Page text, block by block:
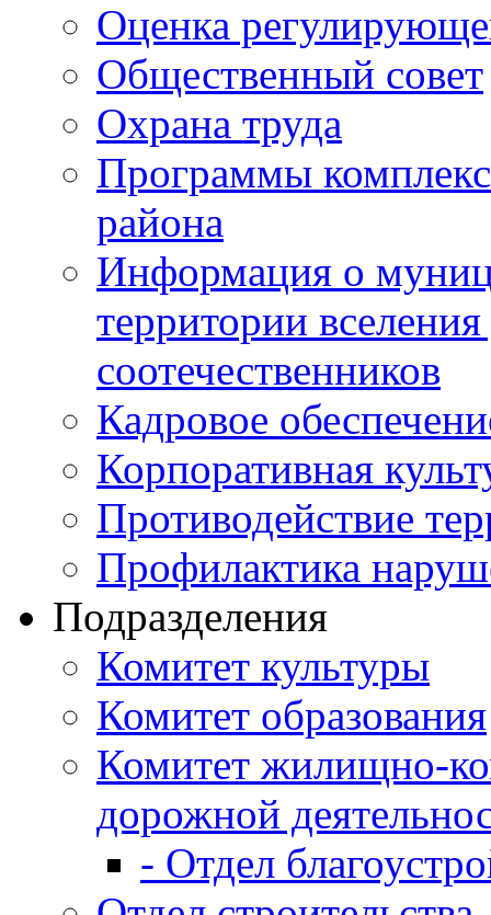
Оценка
Общественный совет
Охрана труда
Программы
района
Информация о
территории
соотечественников
Кадровое
Корпоративная
Противодействие
Профилактика
Подразделения
Комитет культуры
Комитет образования
Комитет жилищно-
дорожной
- Отдел